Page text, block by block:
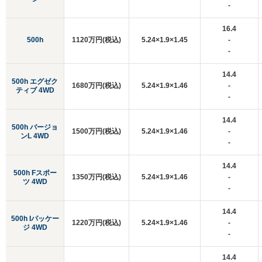
500h
500h エグゼク
ティブ 4WD
500h バージョ
ンL 4WD
500h Fスポー
ツ 4WD
500h Iパッケー
ジ 4WD
-
1120万円(税込) 5.24×1.9×1.45
16.4
-
-
1680万円(税込) 5.24×1.9×1.46
14.4
-
-
1500万円(税込) 5.24×1.9×1.46
14.4
-
-
1350万円(税込) 5.24×1.9×1.46
14.4
-
-
1220万円(税込) 5.24×1.9×1.46
14.4
-
-
14.4